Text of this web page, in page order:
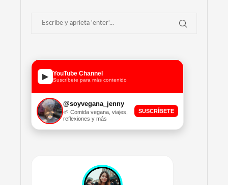
▶ YouTube Channel
Suscríbete para más contenido
@soyvegana_jenny
🌱 Comida vegana, viajes,
reflexiones y más
SUSCRÍBETE